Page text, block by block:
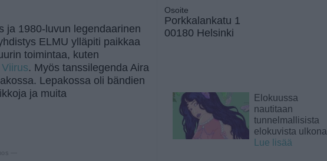
ja 1980-luvun legendaarinen
ELMU ylläpiti paikkaa
toimintaa, kuten
Viirus. Myös tanssilegenda Aira
Lepakossa oli bändien
ja muita
—
Osoite
Porkkalankatu 1
00180 Helsinki
Elokuussa
nautitaan
tunnelmallisista
elokuvista ulkona
Lue lisää